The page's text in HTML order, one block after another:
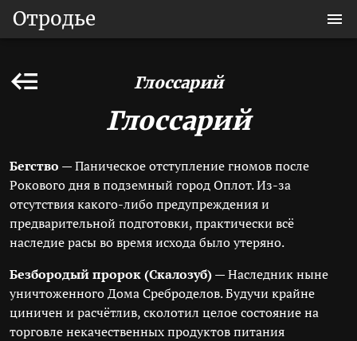
Отродье
Глоссарий
Глоссарий
Бегство — Паническое отступление гномов после
Рокового дня в подземный город Оплот. Из-за
отсутствия какого-либо предупреждения и
предварительной подготовки, практически всё
наследие расы во время исхода было утеряно.
Безбородый пророк (Скалозуб)— Наследник ныне
уничтоженного Дома Среброделов. Будучи крайне
циничен и расчётлив, сколотил целое состояние на
торговле некачественных продуктов питания